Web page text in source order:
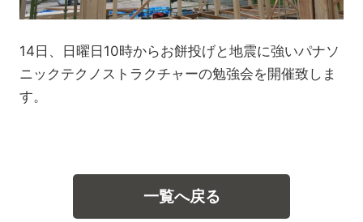
14日、日曜日10時からお餅投げと地震に強いパナソ
ニックテクノストラクチャーの勉強会を開催致しま
す。
一覧へ戻る